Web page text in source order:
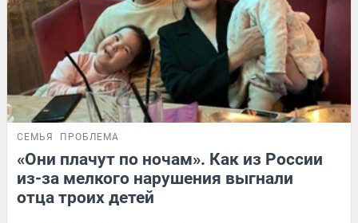
СЕМЬЯ ПРОБЛЕМА
«Они плачут по ночам». Как из России
из-за мелкого нарушения выгнали
отца троих детей